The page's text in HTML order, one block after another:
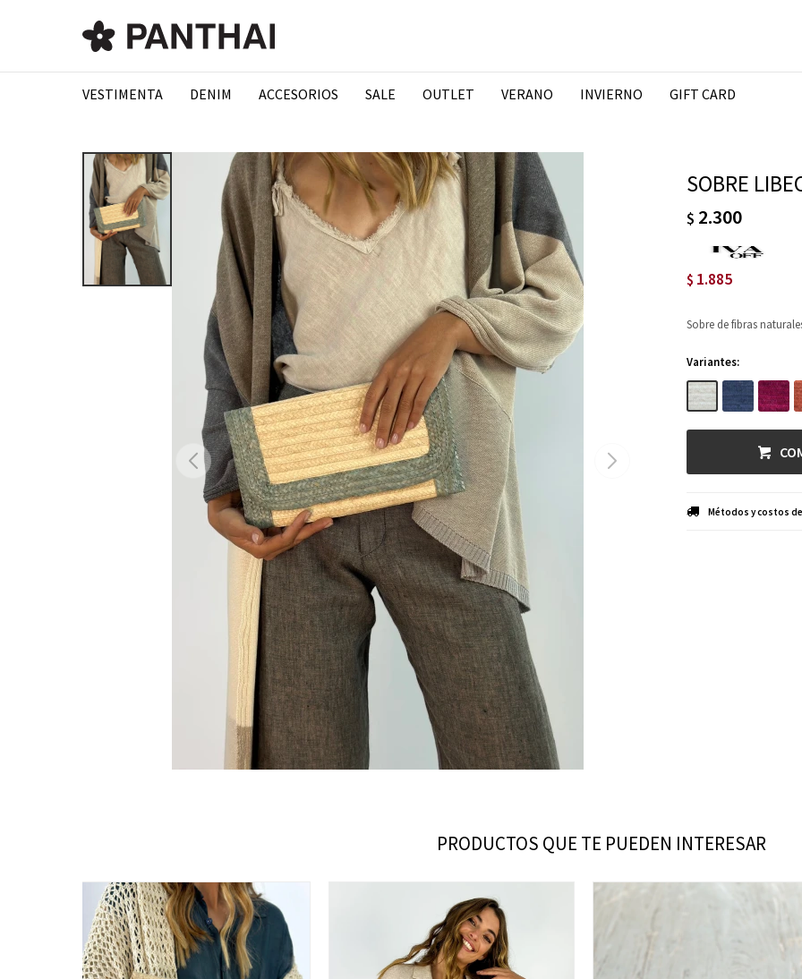
VESTIMENTA DENIM ACCESORIOS SALE OUTLET VERANO INVIERNO GIFT CARD
SOBRE
$ 2.300
$ 1.885
Sobre de fibras
Variantes:
Métodos y costos
PRODUCTOS QUE TE PUEDEN INTERESAR